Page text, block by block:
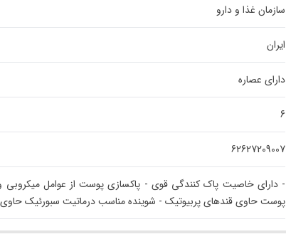
سازمان غذا و دارو
ایران
دارای عصاره
6
62627209007
- دارای خاصیت پاک کنندگی قوی - پاکسازی پوست از عوامل
پوست حاوی قندهای پربیوتیک - شوینده مناسب درماتیت سبورئیک حاوی